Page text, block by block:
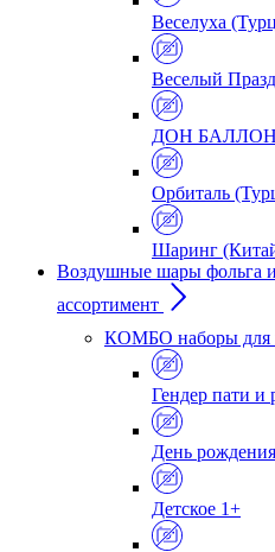
Веселуха
Веселый
ДОН БАЛЛОН
Орбиталь
Шаринг
Воздушные шары фольга
ассортимент
КОМБО наборы для
Гендер пати и
День рождения
Детское 1+